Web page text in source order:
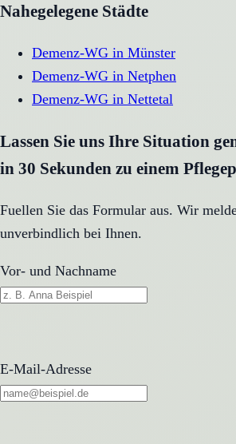
Nahegelegene Städte
Demenz-WG in Münster
Demenz-WG in Netphen
Demenz-WG in Nettetal
Lassen Sie uns Ihre Situation
in 30 Sekunden zu einem
Fuellen Sie das Formular aus. Wir
unverbindlich bei Ihnen.
Vor- und Nachname
E-Mail-Adresse